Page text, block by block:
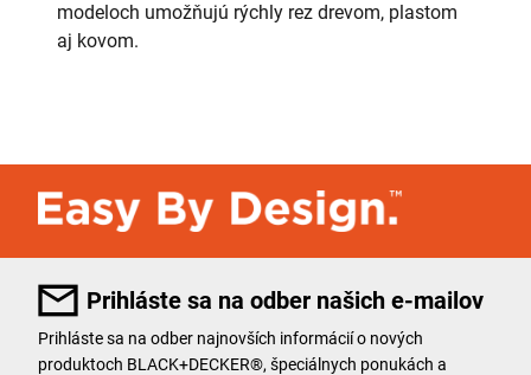
modeloch umožňujú rýchly rez drevom, plastom
aj kovom.
Prihláste sa na odber našich e-mailov
Prihláste sa na odber najnovších informácií o nových
produktoch BLACK+DECKER®, špeciálnych ponukách a